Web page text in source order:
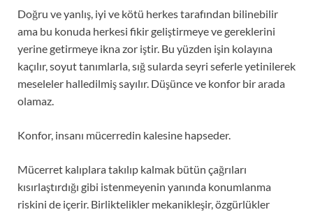
Doğru ve yanlış, iyi ve kötü herkes tarafından bilinebilir
ama bu konuda herkesi fikir geliştirmeye ve gereklerini
yerine getirmeye ikna zor iştir. Bu yüzden işin kolayına
kaçılır, soyut tanımlarla, sığ sularda seyri seferle yetinilerek
meseleler halledilmiş sayılır. Düşünce ve konfor bir arada
olamaz.
Konfor, insanı mücerredin kalesine hapseder.
Mücerret kalıplara takılıp kalmak bütün çağrıları
kısırlaştırdığı gibi istenmeyenin yanında konumlanma
riskini de içerir. Birliktelikler mekanikleşir, özgürlükler